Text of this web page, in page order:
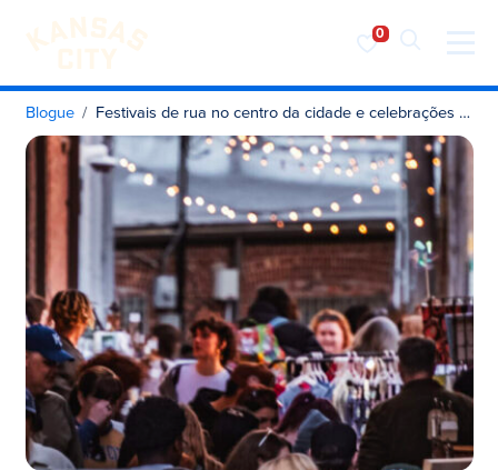
Visite o KC
Saltar para o conteúdo
Blogue Festivais de rua no centro da cidade e celebrações de verão em KC